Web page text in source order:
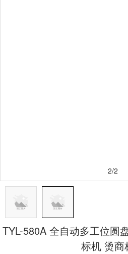
2/2
TYL-580A 全自动多工位圆
标机 烫商